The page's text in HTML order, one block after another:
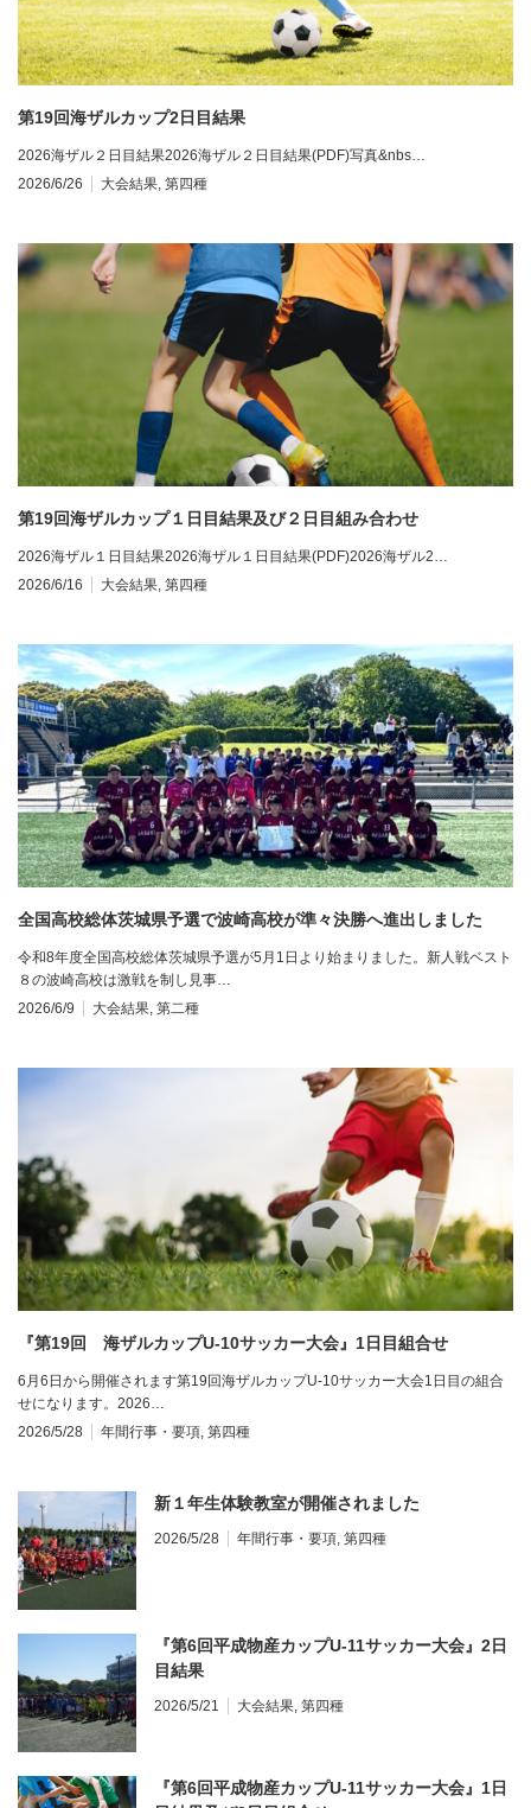
第19回海ザルカップ2日目結果
2026海ザル２日目結果2026海ザル２日目結果(PDF)写真&nbs…
2026/6/26
大会結果 第四種
第19回海ザルカップ１日目結果及び２日目組み合わせ
2026海ザル１日目結果2026海ザル１日目結果(PDF)2026海ザル2…
2026/6/16
大会結果 第四種
全国高校総体茨城県予選で波崎高校が準々決勝へ進出しました
令和8年度全国高校総体茨城県予選が5月1日より始まりました。新人戦ベスト
８の波崎高校は激戦を制し見事…
2026/6/9
大会結果, 第二種
『第19回 海ザルカップU-10サッカー大会』1日目組合せ
6月6日から開催されます第19回海ザルカップU-10サッカー大会1日目の組合
せになります。2026…
2026/5/28
年間行事・要項, 第四種
新１年生体験教室が開催されました
2026/5/28 年間行事・要項, 第四種
『第6回平成物産カップU-11サッカー大会』2日
目結果
2026/5/21 大会結果, 第四種
『第6回平成物産カップU-11サッカー大会』1日